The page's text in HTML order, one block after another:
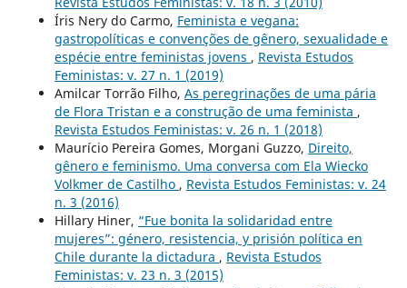
Íris Nery do Carmo, Feminista e vegana:
gastropolíticas e convenções de gênero, sexualidade e
espécie entre feministas jovens , Revista Estudos
Feministas: v. 27 n. 1 (2019)
Amilcar Torrão Filho, As peregrinações de uma pária
de Flora Tristan e a construção de uma feminista ,
Revista Estudos Feministas: v. 26 n. 1 (2018)
Maurício Pereira Gomes, Morgani Guzzo, Direito,
gênero e feminismo. Uma conversa com Ela Wiecko
Volkmer de Castilho , Revista Estudos Feministas: v. 24
n. 3 (2016)
Hillary Hiner, “Fue bonita la solidaridad entre
mujeres”: género, resistencia, y prisión política en
Chile durante la dictadura , Revista Estudos
Feministas: v. 23 n. 3 (2015)